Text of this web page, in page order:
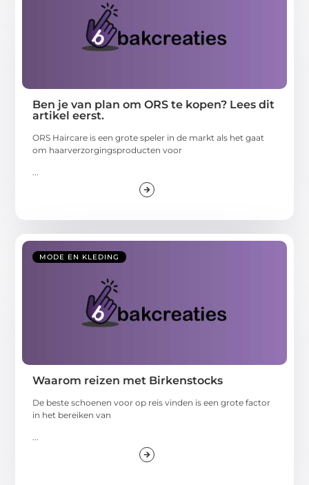
Ben je van plan om ORS te kopen? Lees dit
artikel eerst.
ORS Haircare is een grote speler in de markt als het gaat
om haarverzorgingsproducten voor
...
MODE EN KLEDING
Waarom reizen met Birkenstocks
De beste schoenen voor op reis vinden is een grote factor
in het bereiken van
...